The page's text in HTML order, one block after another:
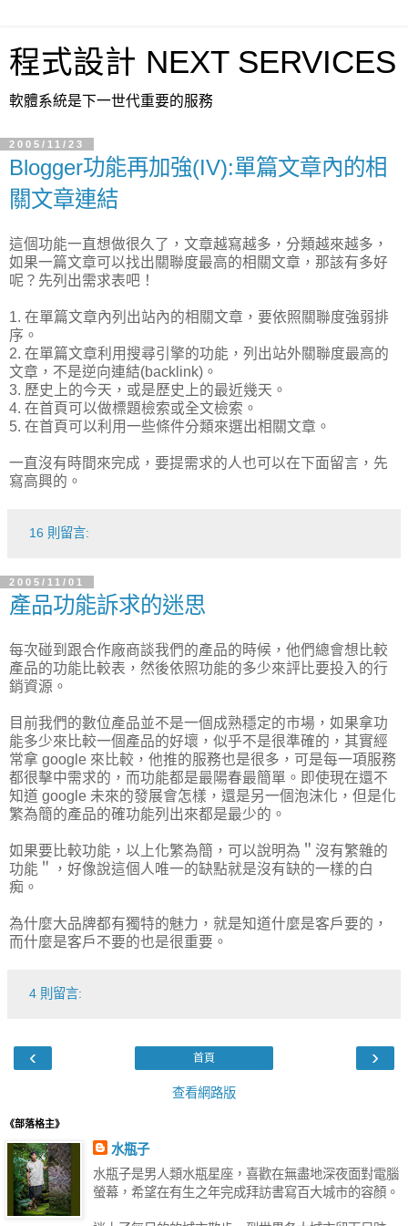
程式設計 NEXT SERVICES
軟體系統是下一世代重要的服務
2005/11/23
Blogger功能再加強(IV):單篇文章內的相
關文章連結
這個功能一直想做很久了，文章越寫越多，分類越來越多，
如果一篇文章可以找出關聯度最高的相關文章，那該有多好
呢？先列出需求表吧！
1. 在單篇文章內列出站內的相關文章，要依照關聯度強弱排
序。
2. 在單篇文章利用搜尋引擎的功能，列出站外關聯度最高的
文章，不是逆向連結(backlink)。
3. 歷史上的今天，或是歷史上的最近幾天。
4. 在首頁可以做標題檢索或全文檢索。
5. 在首頁可以利用一些條件分類來選出相關文章。
一直沒有時間來完成，要提需求的人也可以在下面留言，先
寫高興的。
16 則留言:
2005/11/01
產品功能訴求的迷思
每次碰到跟合作廠商談我們的產品的時候，他們總會想比較
產品的功能比較表，然後依照功能的多少來評比要投入的行
銷資源。
目前我們的數位產品並不是一個成熟穩定的市場，如果拿功
能多少來比較一個產品的好壞，似乎不是很準確的，其實經
常拿 google 來比較，他推的服務也是很多，可是每一項服務
都很擊中需求的，而功能都是最陽春最簡單。即使現在還不
知道 google 未來的發展會怎樣，還是另一個泡沫化，但是化
繁為簡的產品的確功能列出來都是最少的。
如果要比較功能，以上化繁為簡，可以說明為＂沒有繁雜的
功能＂，好像說這個人唯一的缺點就是沒有缺的一樣的白
痴。
為什麼大品牌都有獨特的魅力，就是知道什麼是客戶要的，
而什麼是客戶不要的也是很重要。
4 則留言:
‹ ›
首頁
查看網路版
《部落格主》
水瓶子
水瓶子是男人類水瓶星座，喜歡在無盡地深夜面對電腦
螢幕，希望在有生之年完成拜訪書寫百大城市的容顏。